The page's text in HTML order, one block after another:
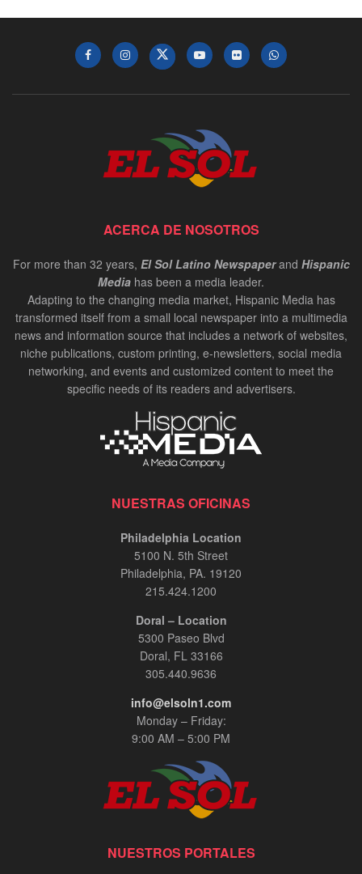
ACERCA DE NOSOTROS
For more than 32 years, El Sol Latino Newspaperand Hispanic
Media has been a media leader.
Adapting to the changing media market, Hispanic Media has
transformed itself from a small local newspaper into a multimedia
news and information source that includes a network of websites,
niche publications, custom printing, e-newsletters, social media
networking, and events and customized content to meet the
specific needs of its readers and advertisers.
NUESTRAS OFICINAS
Philadelphia Location
5100 N. 5th Street
Philadelphia, PA. 19120
215.424.1200
Doral – Location
5300 Paseo Blvd
Doral, FL 33166
305.440.9636
info@elsoln1.com
Monday – Friday:
9:00 AM – 5:00 PM
NUESTROS PORTALES